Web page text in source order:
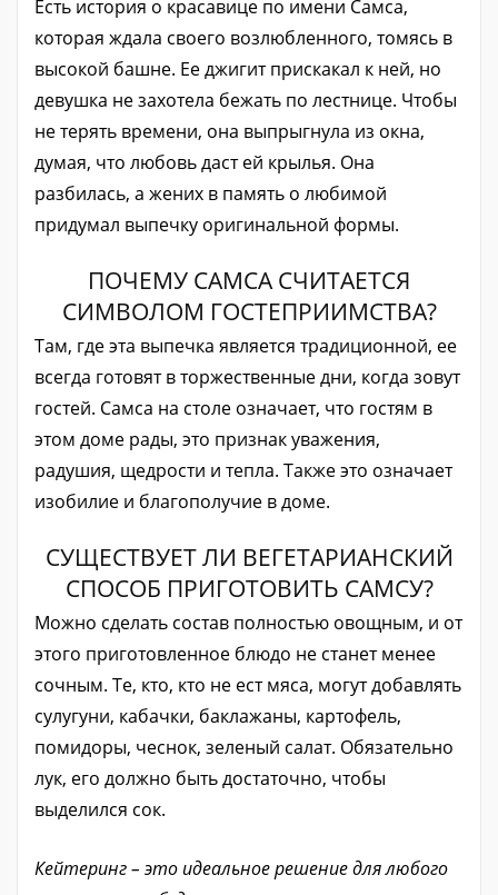
Есть история о красавице по имени Самса,
которая ждала своего возлюбленного, томясь в
высокой башне. Ее джигит прискакал к ней, но
девушка не захотела бежать по лестнице. Чтобы
не терять времени, она выпрыгнула из окна,
думая, что любовь даст ей крылья. Она
разбилась, а жених в память о любимой
придумал выпечку оригинальной формы.
ПОЧЕМУ САМСА СЧИТАЕТСЯ
СИМВОЛОМ ГОСТЕПРИИМСТВА?
Там, где эта выпечка является традиционной, ее
всегда готовят в торжественные дни, когда зовут
гостей. Самса на столе означает, что гостям в
этом доме рады, это признак уважения,
радушия, щедрости и тепла. Также это означает
изобилие и благополучие в доме.
СУЩЕСТВУЕТ ЛИ ВЕГЕТАРИАНСКИЙ
СПОСОБ ПРИГОТОВИТЬ САМСУ?
Можно сделать состав полностью овощным, и от
этого приготовленное блюдо не станет менее
сочным. Те, кто, кто не ест мяса, могут добавлять
сулугуни, кабачки, баклажаны, картофель,
помидоры, чеснок, зеленый салат. Обязательно
лук, его должно быть достаточно, чтобы
выделился сок.
Кейтеринг – это идеальное решение для любого